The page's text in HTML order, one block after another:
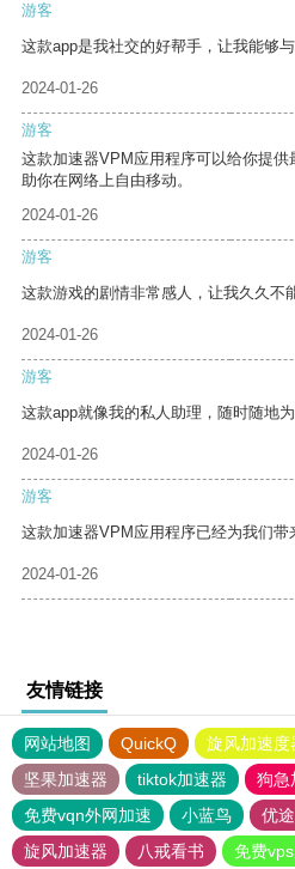
游客
这款app是我社交的好帮手，让我能够
2024-01-26
游客
这款加速器VPM应用程序可以给你提
助你在网络上自由移动。
2024-01-26
游客
这款游戏的剧情非常感人，让我久久不
2024-01-26
游客
这款app就像我的私人助理，随时随地
2024-01-26
游客
这款加速器VPM应用程序已经为我们带
2024-01-26
友情链接
网站地图 QuickQ 旋风加速度
坚果加速器
tiktok加速器
狗急
免费vqn外网加速
小蓝鸟 优
旋风加速器
八戒看书
免费